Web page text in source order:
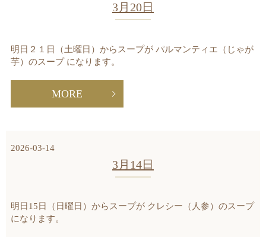
3月20日
明日２１日（土曜日）からスープが パルマンティエ（じゃが
芋）のスープ になります。
MORE
2026-03-14
3月14日
明日15日（日曜日）からスープが クレシー（人参）のスープ
になります。